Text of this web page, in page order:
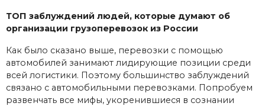
ТОП заблуждений людей, которые думают об
организации грузоперевозок из России
Как было сказано выше, перевозки с помощью
автомобилей занимают лидирующие позиции среди
всей логистики. Поэтому большинство заблуждений
связано с автомобильными перевозками. Попробуем
развенчать все мифы, укоренившиеся в сознании